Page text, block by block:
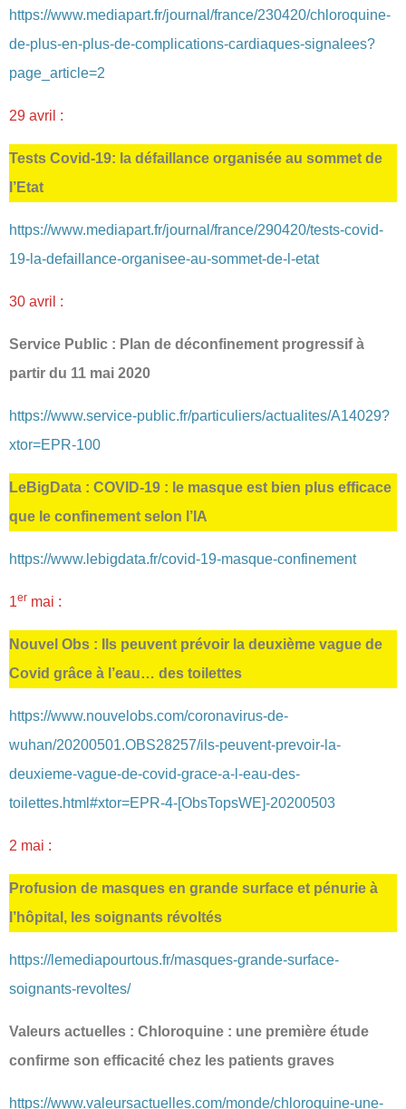
https://www.mediapart.fr/journal/france/230420/chloroquine-
de-plus-en-plus-de-complications-cardiaques-signalees?
page_article=2
29 avril :
Tests Covid-19: la défaillance organisée au sommet de
l’Etat
https://www.mediapart.fr/journal/france/290420/tests-covid-
19-la-defaillance-organisee-au-sommet-de-l-etat
30 avril :
Service Public : Plan de déconfinement progressif à
partir du 11 mai 2020
https://www.service-public.fr/particuliers/actualites/A14029?
xtor=EPR-100
LeBigData : COVID-19 : le masque est bien plus efficace
que le confinement selon l’IA
https://www.lebigdata.fr/covid-19-masque-confinement
1er mai :
Nouvel Obs : Ils peuvent prévoir la deuxième vague de
Covid grâce à l’eau… des toilettes
https://www.nouvelobs.com/coronavirus-de-
wuhan/20200501.OBS28257/ils-peuvent-prevoir-la-
deuxieme-vague-de-covid-grace-a-l-eau-des-
toilettes.html#xtor=EPR-4-[ObsTopsWE]-20200503
2 mai :
Profusion de masques en grande surface et pénurie à
l’hôpital, les soignants révoltés
https://lemediapourtous.fr/masques-grande-surface-
soignants-revoltes/
Valeurs actuelles : Chloroquine : une première étude
confirme son efficacité chez les patients graves
https://www.valeursactuelles.com/monde/chloroquine-une-